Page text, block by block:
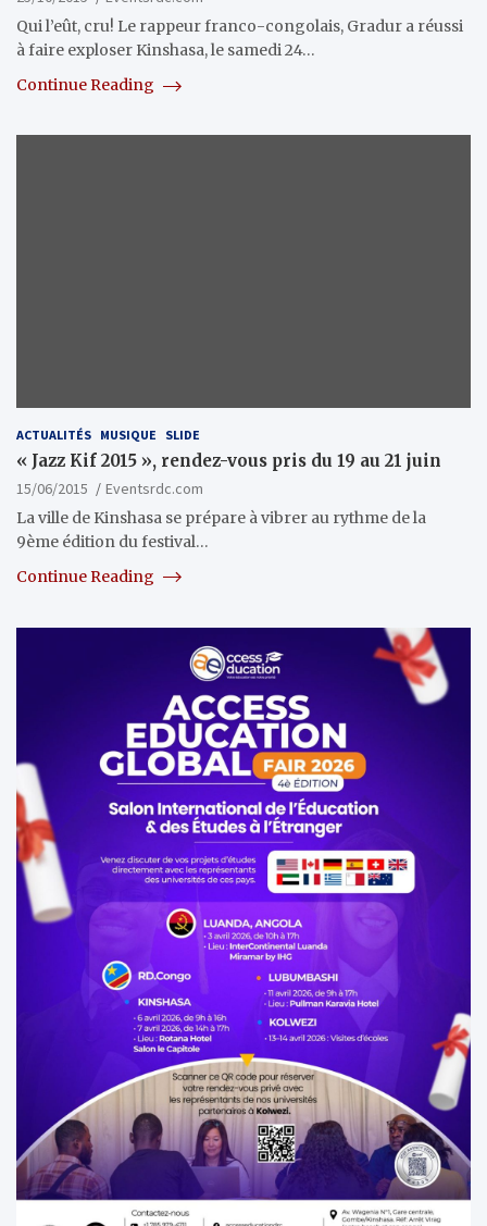
Qui l’eût, cru! Le rappeur franco-congolais, Gradur a réussi
à faire exploser Kinshasa, le samedi 24…
Continue Reading
ACTUALITÉS MUSIQUE SLIDE
« Jazz Kif 2015 », rendez-vous pris du 19 au 21 juin
15/06/2015
Eventsrdc.com
La ville de Kinshasa se prépare à vibrer au rythme de la
9ème édition du festival…
Continue Reading